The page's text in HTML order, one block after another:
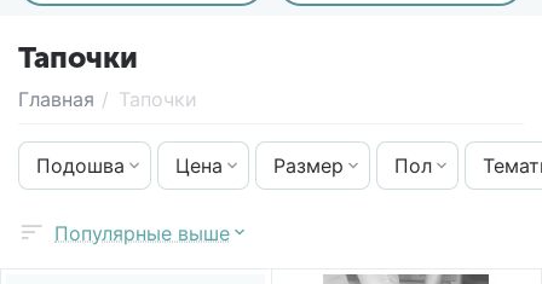
Тапочки
Главная / Тапочки
Подошва Цена Размер Пол
Популярные выше